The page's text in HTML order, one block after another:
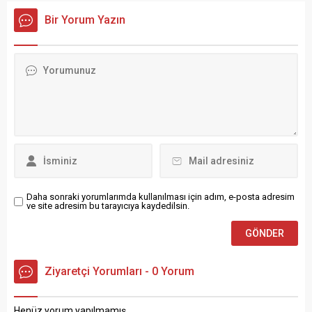
bulunan kişinin katili olay
yerinde bulunan 3 anahtar
Bir Yorum Yazın
Daha sonraki yorumlarımda kullanılması için adım, e-posta adresim
ve site adresim bu tarayıcıya kaydedilsin.
Ziyaretçi Yorumları - 0 Yorum